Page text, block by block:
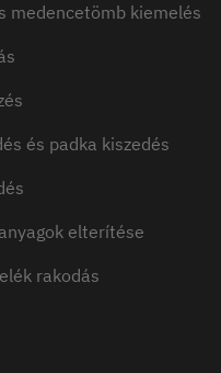
medencetömb kiemelés
és padka kiszedés
elterítése
rakodás